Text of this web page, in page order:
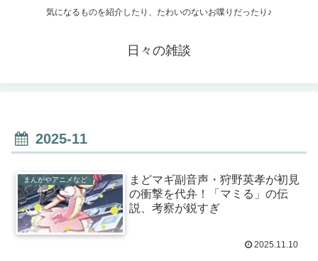
気になるものを紹介したり、たわいのないお喋りだったり♪
日々の雑談
2025-11
まんがやアニメなど
まどマギ副音声・狩野英孝が初見
の衝撃を代弁！「マミる」の伝
説、考察が鋭すぎ
2025.11.10